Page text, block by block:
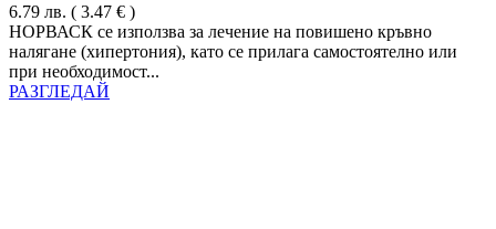
6.79 лв. ( 3.47 € )
НОРВАСК се използва за лечение на повишено кръвно
налягане (хипертония), като се прилага самостоятелно или
при необходимост...
РАЗГЛЕДАЙ